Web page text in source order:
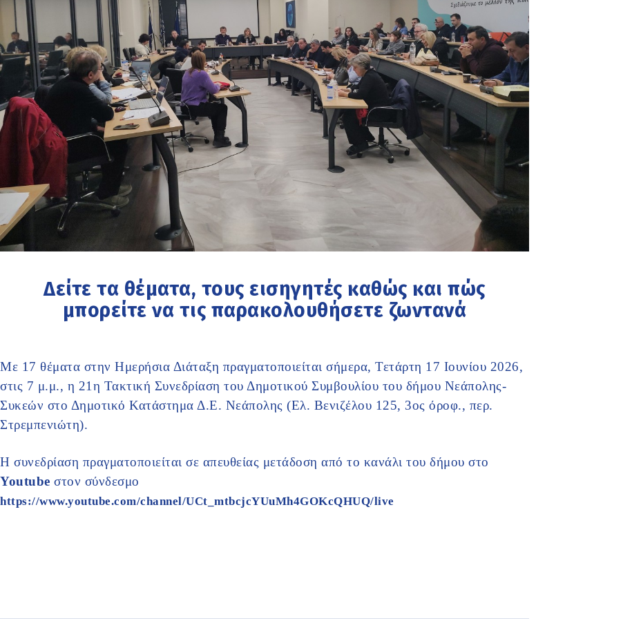
Δείτε τα θέματα, τους εισηγητές καθώς και πώς
μπορείτε να τις παρακολουθήσετε ζωντανά
Με 17 θέματα στην Ημερήσια Διάταξη πραγματοποιείται σήμερα, Τετάρτη 17 Ιουνίου 2026,
στις 7 μ.μ., η 21η Τακτική Συνεδρίαση του Δημοτικού Συμβουλίου του δήμου Νεάπολης-
Συκεών στο Δημοτικό Κατάστημα Δ.Ε. Νεάπολης (Ελ. Βενιζέλου 125, 3ος όροφ., περ.
Στρεμπενιώτη).
Η συνεδρίαση πραγματοποιείται σε απευθείας μετάδοση από το κανάλι του δήμου στο
Youtube στον σύνδεσμο
https://www.youtube.com/channel/UCt_mtbcjcYUuMh4GOKcQHUQ/live